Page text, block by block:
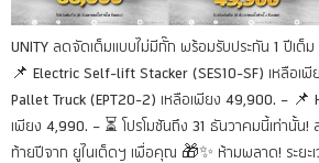
UNITY ลดจัดเต็มแบบไม่มีกั๊ก พร้อมรับประกัน 1 ปีเต็
📌 Electric Self-lift Stacker (SES10-SF) เหลือเ
Pallet Truck (EPT20-2) เหลือเพียง 49,900. – 📌
เพียง 4,990. – ⏳ โปรโมชันถึง 31 ธันวาคมนี้เท่านั้
ท้ายปีจาก ยูไนเต็ดฯ เพื่อคุณ 🎁✨ ห้ามพลาด! ระยะเ